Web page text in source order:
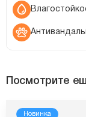
Посмотрите
Новинка